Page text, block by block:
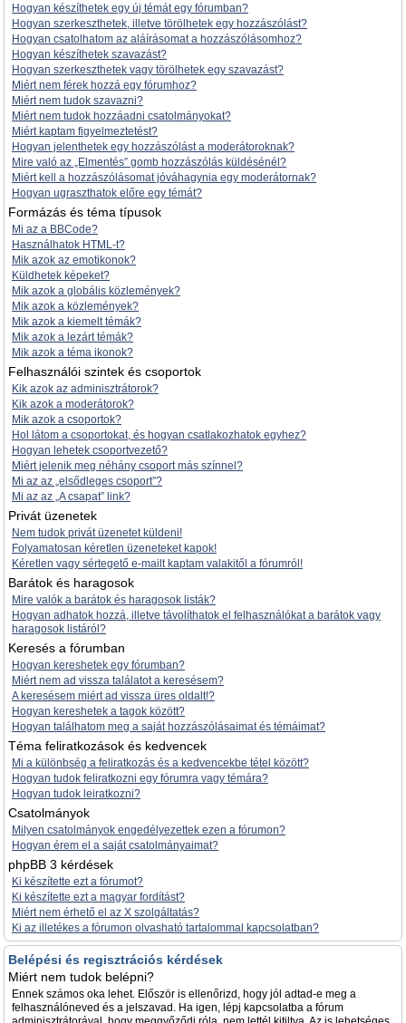
Hogyan készíthetek egy új témát egy fórumban?
Hogyan szerkeszthetek, illetve törölhetek egy hozzászólást?
Hogyan csatolhatom az aláírásomat a hozzászólásomhoz?
Hogyan készíthetek szavazást?
Hogyan szerkeszthetek vagy törölhetek egy szavazást?
Miért nem férek hozzá egy fórumhoz?
Miért nem tudok szavazni?
Miért nem tudok hozzáadni csatolmányokat?
Miért kaptam figyelmeztetést?
Hogyan jelenthetek egy hozzászólást a moderátoroknak?
Mire való az „Elmentés” gomb hozzászólás küldésénél?
Miért kell a hozzászólásomat jóváhagynia egy moderátornak?
Hogyan ugraszthatok előre egy témát?
Formázás és téma típusok
Mi az a BBCode?
Használhatok HTML-t?
Mik azok az emotikonok?
Küldhetek képeket?
Mik azok a globális közlemények?
Mik azok a közlemények?
Mik azok a kiemelt témák?
Mik azok a lezárt témák?
Mik azok a téma ikonok?
Felhasználói szintek és csoportok
Kik azok az adminisztrátorok?
Kik azok a moderátorok?
Mik azok a csoportok?
Hol látom a csoportokat, és hogyan csatlakozhatok egyhez?
Hogyan lehetek csoportvezető?
Miért jelenik meg néhány csoport más színnel?
Mi az az „elsődleges csoport”?
Mi az az „A csapat” link?
Privát üzenetek
Nem tudok privát üzenetet küldeni!
Folyamatosan kéretlen üzeneteket kapok!
Kéretlen vagy sértegető e-mailt kaptam valakitől a fórumról!
Barátok és haragosok
Mire valók a barátok és haragosok listák?
Hogyan adhatok hozzá, illetve távolíthatok el felhasználókat a barátok vagy
haragosok listáról?
Keresés a fórumban
Hogyan kereshetek egy fórumban?
Miért nem ad vissza találatot a keresésem?
A keresésem miért ad vissza üres oldalt!?
Hogyan kereshetek a tagok között?
Hogyan találhatom meg a saját hozzászólásaimat és témáimat?
Téma feliratkozások és kedvencek
Mi a különbség a feliratkozás és a kedvencekbe tétel között?
Hogyan tudok feliratkozni egy fórumra vagy témára?
Hogyan tudok leiratkozni?
Csatolmányok
Milyen csatolmányok engedélyezettek ezen a fórumon?
Hogyan érem el a saját csatolmányaimat?
phpBB 3 kérdések
Ki készítette ezt a fórumot?
Ki készítette ezt a magyar fordítást?
Miért nem érhető el az X szolgáltatás?
Ki az illetékes a fórumon olvasható tartalommal kapcsolatban?
Belépési és regisztrációs kérdések
Miért nem tudok belépni?
Ennek számos oka lehet. Először is ellenőrizd, hogy jól adtad-e meg a
felhasználóneved és a jelszavad. Ha igen, lépj kapcsolatba a fórum